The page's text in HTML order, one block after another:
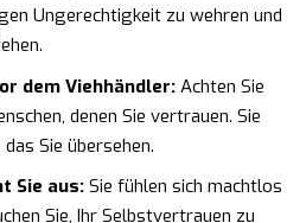
Ungerechtigkeit zu wehren und
dem Viehhändler: Achten Sie
denen Sie vertrauen. Sie
Sie übersehen.
Sie aus:Sie fühlen sich machtlos
Sie, Ihr Selbstvertrauen zu